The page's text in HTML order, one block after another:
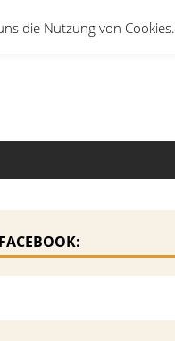
die Nutzung von Cookies.